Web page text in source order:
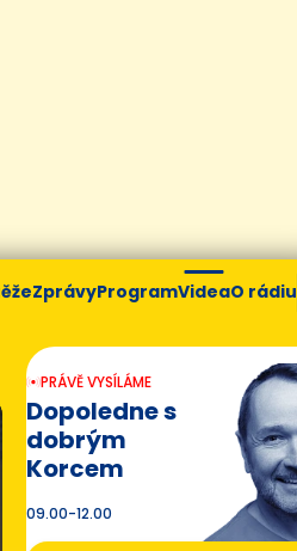
ZprávyProgramVideaO rádiu
PRÁVĚ VYSÍLÁME
Dopoledne s
dobrým
Korcem
09.00-12.00